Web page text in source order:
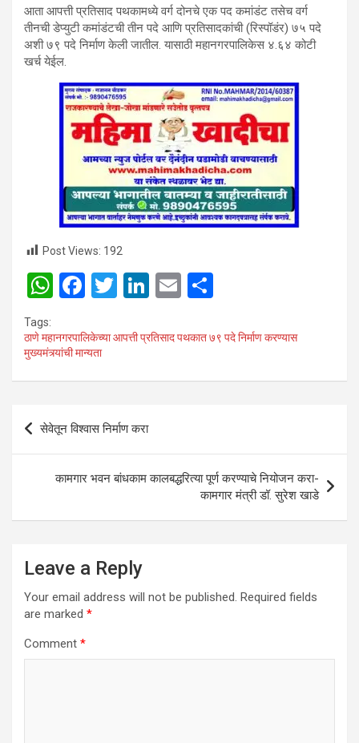
आता आपत्ती प्रतिसाद पथकामध्ये वर्ग दोनचे एक पद कमांडंट तसेच वर्ग
तीनची डेप्युटी कमांडंटची तीन पदे आणि प्रतिसादकांची (रिस्पॉडंर) ७५ पदे
अशी ७९ पदे निर्माण केली जातील. यासाठी महानगरपालिकेस ४.६४ कोटी
खर्च येईल.
Post Views: 192
W
at
s
A
p
F
ce
b
o
k
T
tt
Li
ke
n
E
ail ar
Tags:
ठाणे महानगरपालिकेच्या आपत्ती प्रतिसाद पथकात ७९ पदे निर्माण करण्यास
मुख्यमंत्र्यांची मान्यता
Post
navigation
सेवेतून विश्वास निर्माण करा
कामगार भवन बांधकाम कालबद्धरित्या पूर्ण करण्याचे नियोजन करा-
कामगार मंत्री डॉ. सुरेश खाडे
Leave a Reply
Your email address will not be published. Required fields
are marked *
Comment *